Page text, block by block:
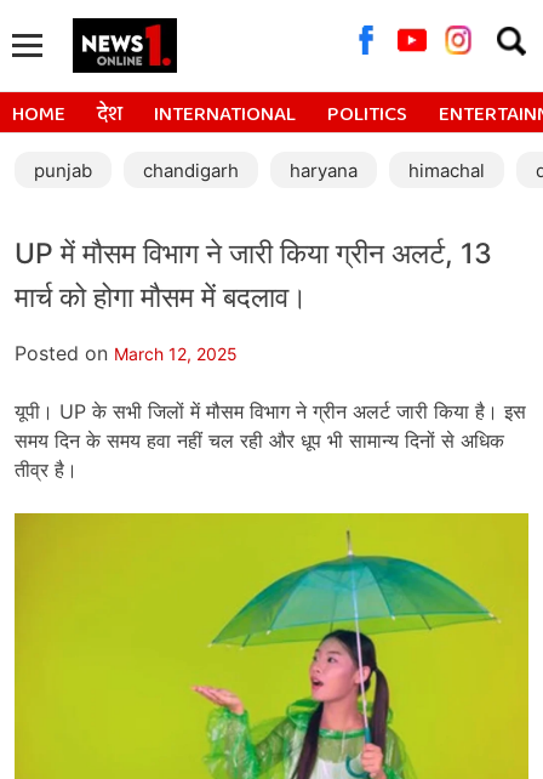
for:
HOME देश INTERNATIONAL POLITICS
punjab chandigarh haryana himachal
UP में मौसम विभाग ने जारी किया ग्रीन अलर्ट, 13
मार्च को होगा मौसम में बदलाव।
Posted on March 12, 2025
यूपी। UP के सभी जिलों में मौसम विभाग ने ग्रीन अलर्ट जारी किया है। इस
समय दिन के समय हवा नहीं चल रही और धूप भी सामान्य दिनों से अधिक
तीव्र है।